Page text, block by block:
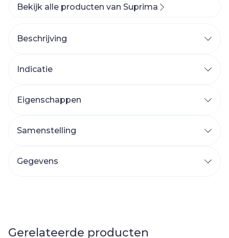
Bekijk alle producten van Suprima
Beschrijving
Indicatie
Eigenschappen
Samenstelling
Gegevens
Gerelateerde producten